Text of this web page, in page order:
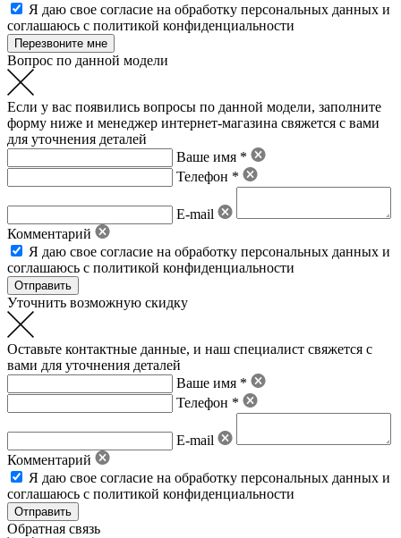
Я даю свое согласие на обработку персональных данных и
соглашаюсь с политикой конфиденциальности
Вопрос по данной модели
Если у вас появились вопросы по данной модели, заполните
форму ниже и менеджер интернет-магазина свяжется с вами
для уточнения деталей
Ваше имя *
Телефон *
E-mail
Комментарий
Я даю свое согласие на обработку персональных данных и
соглашаюсь с политикой конфиденциальности
Уточнить возможную скидку
Оставьте контактные данные, и наш специалист свяжется с
вами для уточнения деталей
Ваше имя *
Телефон *
E-mail
Комментарий
Я даю свое согласие на обработку персональных данных и
соглашаюсь с политикой конфиденциальности
Обратная связь